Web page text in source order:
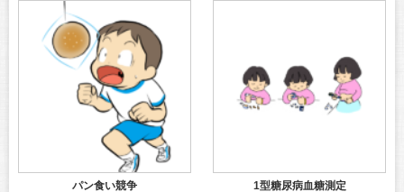
パン食い競争 1型糖尿病血糖測定